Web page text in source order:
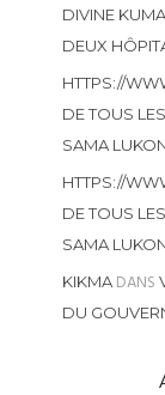
DIVINE
DEUX
HTTPS://
DE TOUS
SAMA
HTTPS://
DE TOUS
SAMA
KIKMADANS
DU